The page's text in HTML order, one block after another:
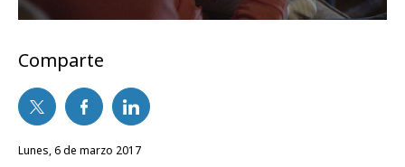
Comparte
lunes, 6 de marzo 2017